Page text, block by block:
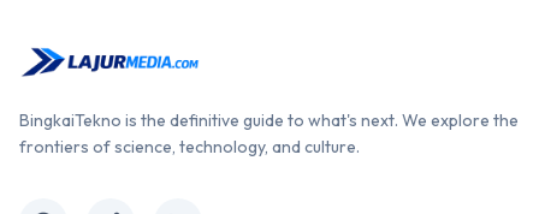
BingkaiTekno is the definitive guide to what's next. We explore the
frontiers of science, technology, and culture.